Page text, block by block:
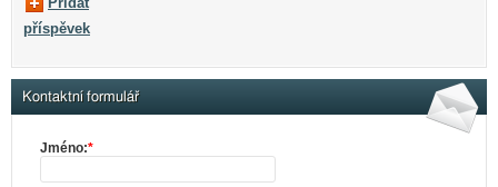
příspěvek
Kontaktní formulář
Jméno:*